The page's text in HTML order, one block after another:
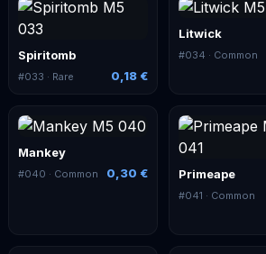
Spiritomb
#033 · Rare 0,18 €
Litwick
#034 · Common
Mankey
#040 · Common 0,30 € Primeape
#041 · Common